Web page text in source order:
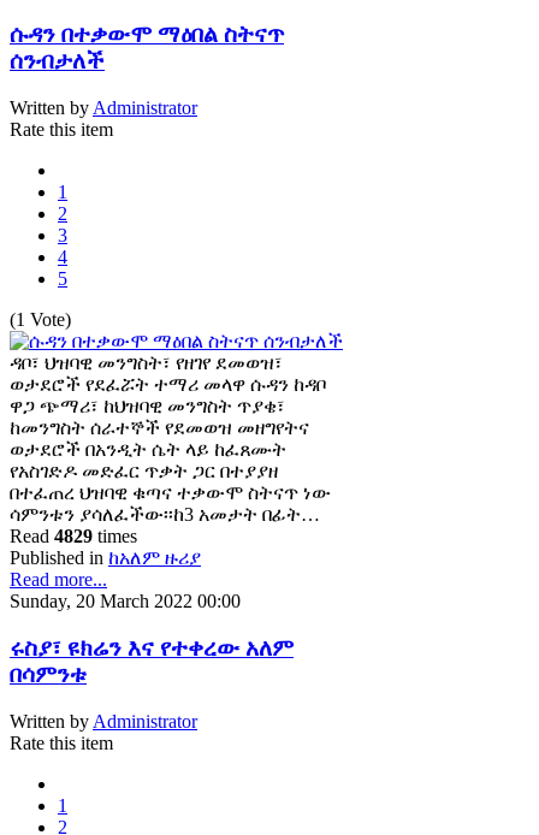
ሱዳን በተቃውሞ ማዕበል ስትናጥ
ሰንብታለች
Written by Administrator
Rate this item
1
2
3
4
5
(1 Vote)
ዳቦ፣ ህዝባዊ መንግስት፣ የዘገየ ደመወዝ፣
ወታደሮች የደፈሯት ተማሪ መላዋ ሱዳን ከዳቦ
ዋጋ ጭማሪ፣ ከህዝባዊ መንግስት ጥያቄ፣
ከመንግስት ሰራተኞች የደመወዝ መዘግየትና
ወታደሮች በአንዲት ሴት ላይ ከፈጸሙት
የአስገድዶ መድፈር ጥቃት ጋር በተያያዘ
በተፈጠረ ህዝባዊ ቁጣና ተቃውሞ ስትናጥ ነው
ሳምንቱን ያሳለፈችው፡፡ከ3 አመታት በፊት…
Read 4829 times
Published in ከአለም ዙሪያ
Read more...
Sunday, 20 March 2022 00:00
ሩስያ፣ ዩክሬን እና የተቀረው አለም
በሳምንቱ
Written by Administrator
Rate this item
1
2